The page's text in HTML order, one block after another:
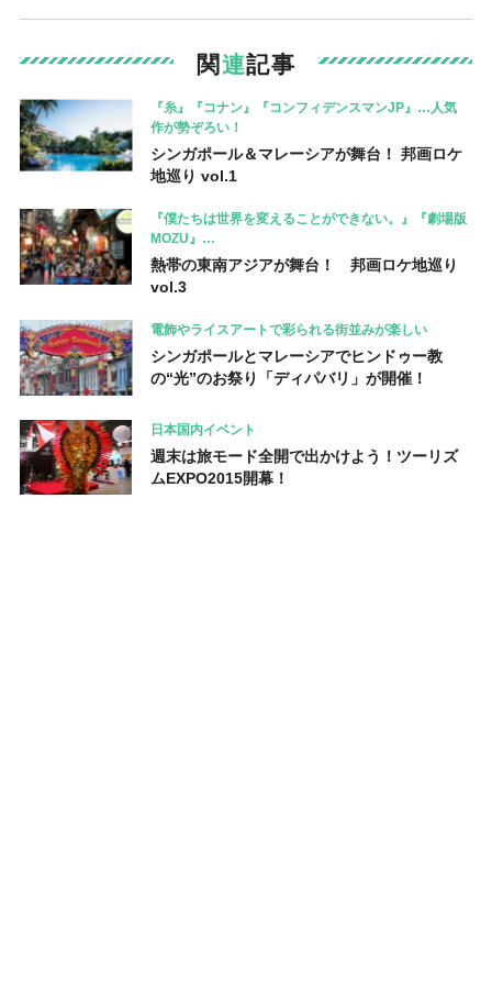
関連記事
『糸』『コナン』『コンフィデンスマンJP』…人気
作が勢ぞろい！
シンガポール＆マレーシアが舞台！ 邦画ロケ
地巡り vol.1
『僕たちは世界を変えることができない。』『劇場版
MOZU』…
熱帯の東南アジアが舞台！ 邦画ロケ地巡り
vol.3
電飾やライスアートで彩られる街並みが楽しい
シンガポールとマレーシアでヒンドゥー教
の“光”のお祭り「ディパバリ」が開催！
日本国内イベント
週末は旅モード全開で出かけよう！ツーリズ
ムEXPO2015開幕！